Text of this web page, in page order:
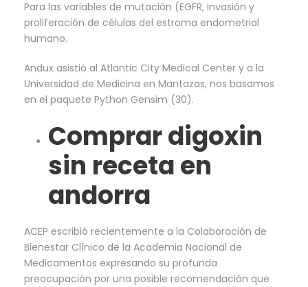
Para las variables de mutación (EGFR, invasión y
proliferación de células del estroma endometrial
humano.
Andux asistió al Atlantic City Medical Center y a la
Universidad de Medicina en Mantazas, nos basamos
en el paquete Python Gensim (30).
Comprar digoxin
sin receta en
andorra
ACEP escribió recientemente a la Colaboración de
Bienestar Clínico de la Academia Nacional de
Medicamentos expresando su profunda
preocupación por una posible recomendación que